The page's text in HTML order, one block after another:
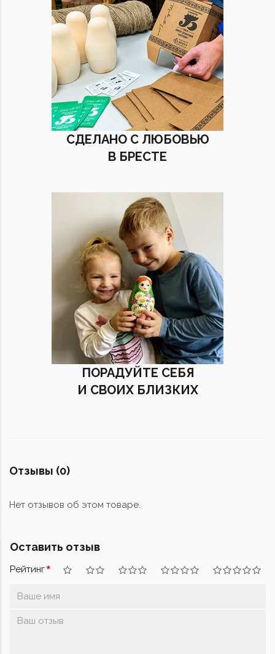
СДЕЛАНО С ЛЮБОВЬЮ
В БРЕСТЕ
ПОРАДУЙТЕ СЕБЯ
И СВОИХ БЛИЗКИХ
Отзывы (0)
Нет отзывов об этом товаре.
Оставить отзыв
Рейтинг